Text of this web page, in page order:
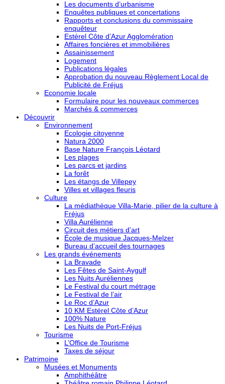
Les documents d’urbanisme
Enquêtes publiques et concertations
Rapports et conclusions du commissaire
enquêteur
Estérel Côte d’Azur Agglomération
Affaires foncières et immobilières
Assainissement
Logement
Publications légales
Approbation du nouveau Règlement Local de
Publicité de Fréjus
Economie locale
Formulaire pour les nouveaux commerces
Marchés & commerces
Découvrir
Environnement
Ecologie citoyenne
Natura 2000
Base Nature François Léotard
Les plages
Les parcs et jardins
La forêt
Les étangs de Villepey
Villes et villages fleuris
Culture
La médiathèque Villa-Marie, pilier de la culture à
Fréjus
Villa Aurélienne
Circuit des métiers d’art
École de musique Jacques-Melzer
Bureau d’accueil des tournages
Les grands événements
La Bravade
Les Fêtes de Saint-Aygulf
Les Nuits Auréliennes
Le Festival du court métrage
Le Festival de l’air
Le Roc d’Azur
10 KM Estérel Côte d’Azur
100% Nature
Les Nuits de Port-Fréjus
Tourisme
L’Office de Tourisme
Taxes de séjour
Patrimoine
Musées et Monuments
Amphithéâtre